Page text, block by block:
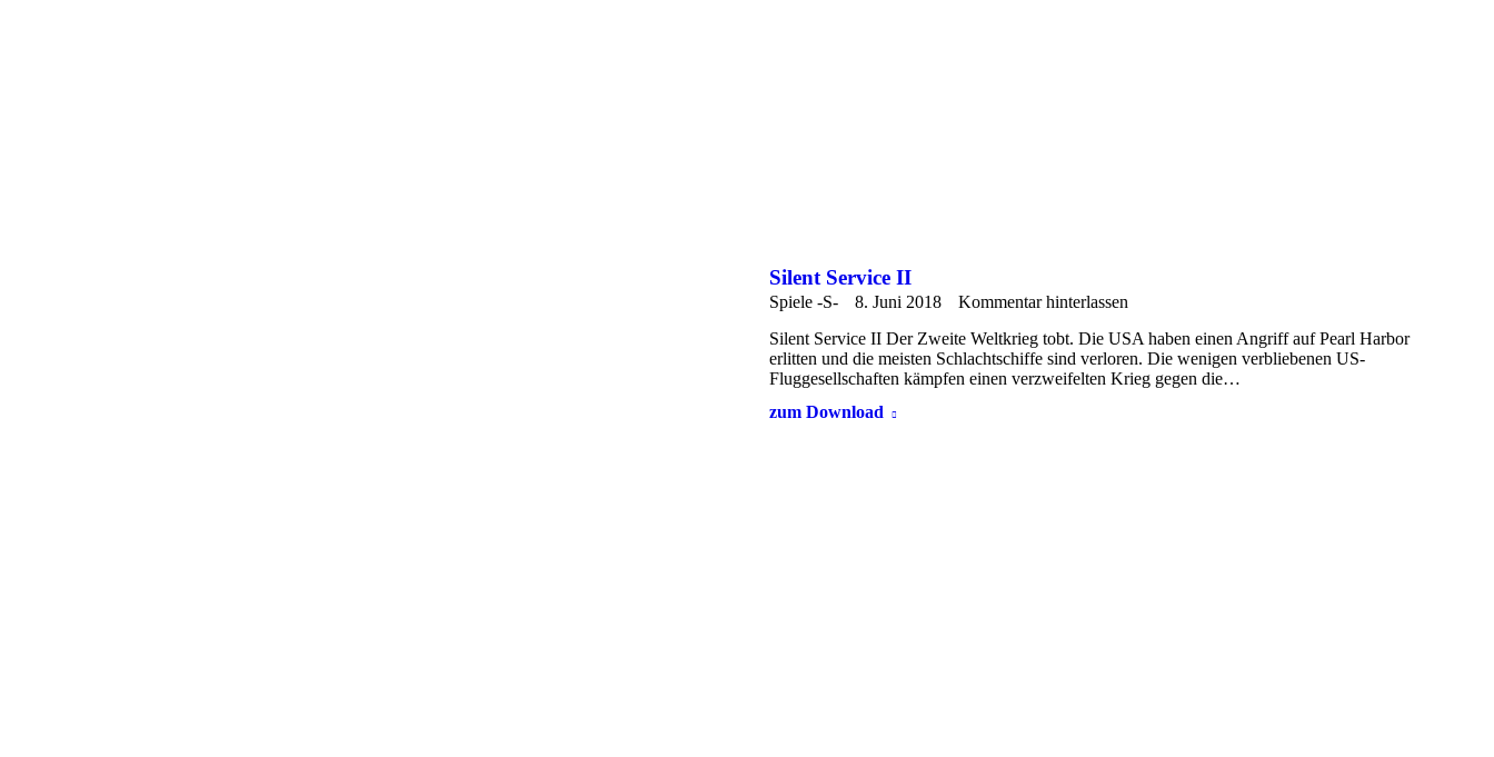
Silent Service II
Spiele -S- 8. Juni 2018
Kommentar hinterlassen
Silent Service II Der Zweite Weltkrieg tobt. Die USA haben einen Angriff auf Pearl Harbor
erlitten und die meisten Schlachtschiffe sind verloren. Die wenigen verbliebenen US-
Fluggesellschaften kämpfen einen verzweifelten Krieg gegen die…
zum Download